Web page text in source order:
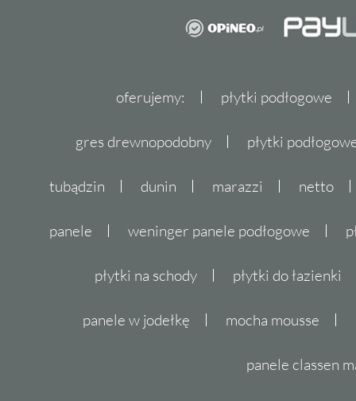
oferujemy: płytki podłogowe
gres drewnopodobny płytki
tubądzin dunin marazzi netto
panele weninger panele podłogowe
płytki na schody płytki do łazienki
panele w jodełkę mocha mousse
panele classen